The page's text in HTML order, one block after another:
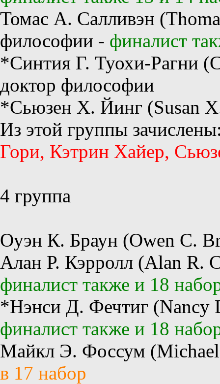
Томас А. Салливэн
философии - финалист
*Синтия Г. Туохи-Рагни
доктор философии
*Сьюзен Х. Йинг (Susan
Из этой группы
Гори, Кэтрин Хайер,
4 группа
Оуэн К. Браун (Owen C.
Алан Р. Кэрролл (Alan R.
финалист также и 18
*Нэнси Д. Фечтиг (Nancy
финалист также и 18
Майкл Э. Фоссум
в 17 набор